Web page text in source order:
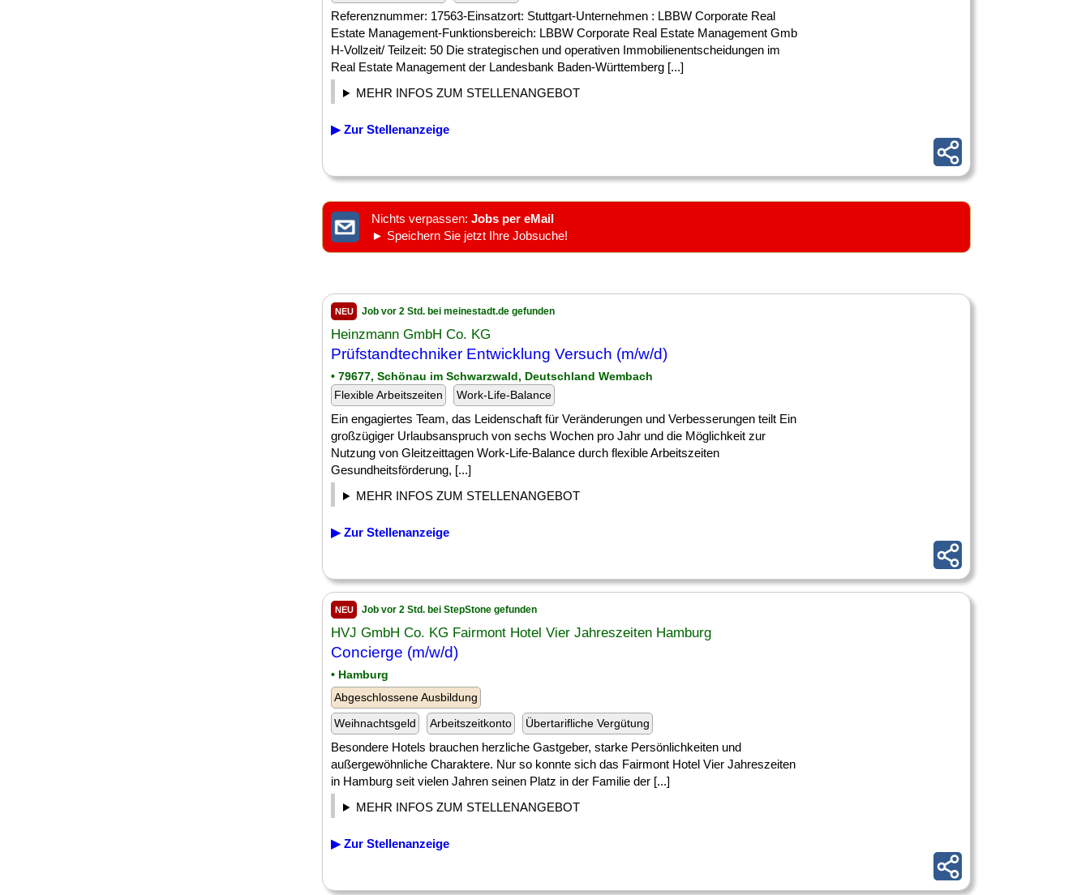
Referenznummer: 17563-Einsatzort: Stuttgart-Unternehmen : LBBW Corporate Real
Estate Management-Funktionsbereich: LBBW Corporate Real Estate Management Gmb
H-Vollzeit/ Teilzeit: 50 Die strategischen und operativen Immobilienentscheidungen im
Real Estate Management der Landesbank Baden-Württemberg [...]
MEHR INFOS ZUM STELLENANGEBOT
▶ Zur Stellenanzeige
Nichts verpassen: Jobs per eMail
► Speichern Sie jetzt Ihre Jobsuche!
NEU Job vor 2 Std. bei meinestadt.de gefunden
Heinzmann GmbH Co. KG
Prüfstandtechniker Entwicklung Versuch (m/w/d)
• 79677, Schönau im Schwarzwald, Deutschland Wembach
Flexible Arbeitszeiten
Work-Life-Balance
Ein engagiertes Team, das Leidenschaft für Veränderungen und Verbesserungen teilt Ein
großzügiger Urlaubsanspruch von sechs Wochen pro Jahr und die Möglichkeit zur
Nutzung von Gleitzeittagen Work-Life-Balance durch flexible Arbeitszeiten
Gesundheitsförderung, [...]
MEHR INFOS ZUM STELLENANGEBOT
▶ Zur Stellenanzeige
NEU Job vor 2 Std. bei StepStone gefunden
HVJ GmbH Co. KG Fairmont Hotel Vier Jahreszeiten Hamburg
Concierge (m/w/d)
• Hamburg
Abgeschlossene Ausbildung
Weihnachtsgeld
Arbeitszeitkonto Übertarifliche Vergütung
Besondere Hotels brauchen herzliche Gastgeber, starke Persönlichkeiten und
außergewöhnliche Charaktere. Nur so konnte sich das Fairmont Hotel Vier Jahreszeiten
in Hamburg seit vielen Jahren seinen Platz in der Familie der [...]
MEHR INFOS ZUM STELLENANGEBOT
▶ Zur Stellenanzeige